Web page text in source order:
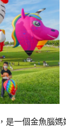
是一個金魚腦媽